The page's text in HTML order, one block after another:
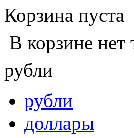
Корзина пуста
В корзине нет
рубли
рубли
доллары